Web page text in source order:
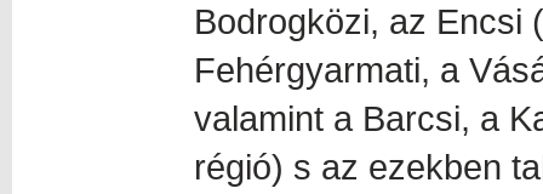
Bodrogközi, az Encsi
Fehérgyarmati, a
valamint a Barcsi, a
régió) s az ezekben